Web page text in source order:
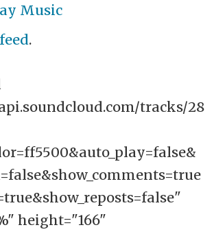
Music
.
tracks/28
height="166"